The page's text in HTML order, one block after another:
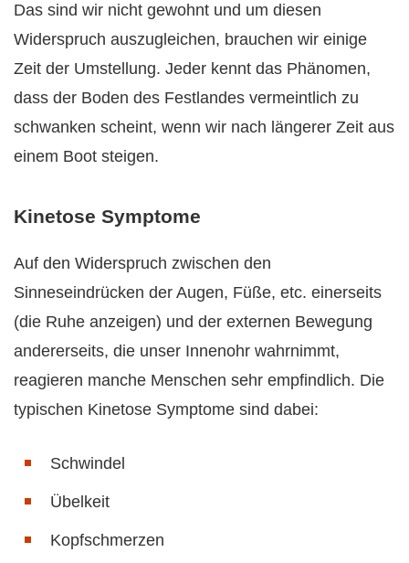
Das sind wir nicht gewohnt und um diesen
Widerspruch auszugleichen, brauchen wir einige
Zeit der Umstellung. Jeder kennt das Phänomen,
dass der Boden des Festlandes vermeintlich zu
schwanken scheint, wenn wir nach längerer Zeit aus
einem Boot steigen.
Kinetose Symptome
Auf den Widerspruch zwischen den
Sinneseindrücken der Augen, Füße, etc. einerseits
(die Ruhe anzeigen) und der externen Bewegung
andererseits, die unser Innenohr wahrnimmt,
reagieren manche Menschen sehr empfindlich. Die
typischen Kinetose Symptome sind dabei:
Schwindel
Übelkeit
Kopfschmerzen